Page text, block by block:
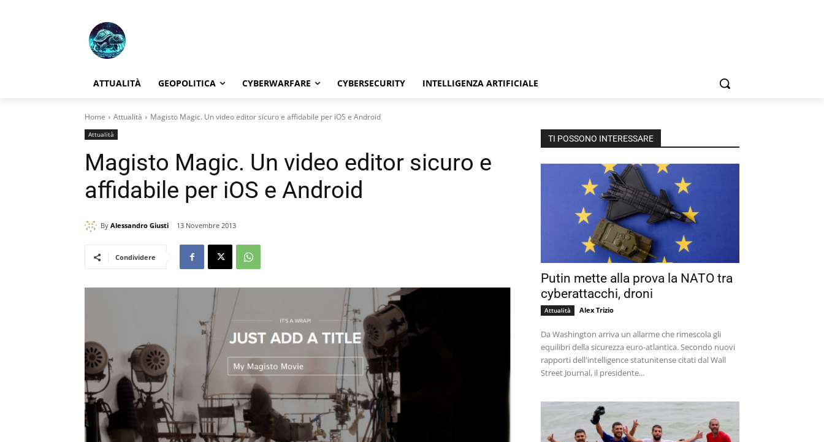
ATTUALITÀ GEOPOLITICA CYBERWARFARE CYBERSECURITY INTELLIGENZA ARTIFICIALE
Home Attualità Magisto Magic. Un video editor sicuro e affidabile per iOS e Android
Attualità
Magisto Magic. Un video editor sicuro e
affidabile per iOS e Android
By Alessandro Giusti 13 Novembre 2013
Condividere
TI POSSONO INTERESSARE
Putin mette alla prova la NATO tra
cyberattacchi, droni
Attualità Alex Trizio
Da Washington arriva un allarme che rimescola gli
equilibri della sicurezza euro-atlantica. Secondo nuovi
rapporti dell'intelligence statunitense citati dal Wall
Street Journal, il presidente...